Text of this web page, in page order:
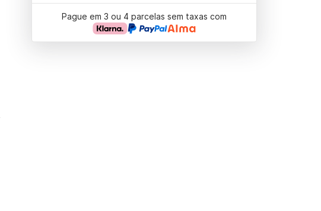
Pague em 3 ou 4 parcelas sem taxas com